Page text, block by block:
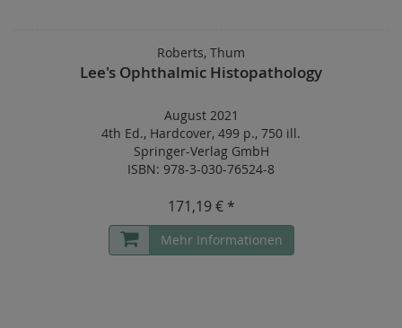
Roberts, Thum
Lee's Ophthalmic Histopathology
August 2021
4th Ed., Hardcover, 499 p., 750 ill.
Springer-Verlag GmbH
ISBN: 978-3-030-76524-8
171,19 € *
Mehr Informationen